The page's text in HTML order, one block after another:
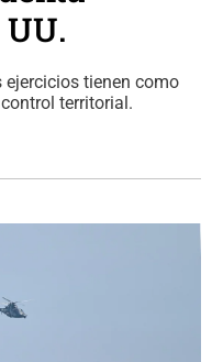
ejercicios tienen como
territorial.